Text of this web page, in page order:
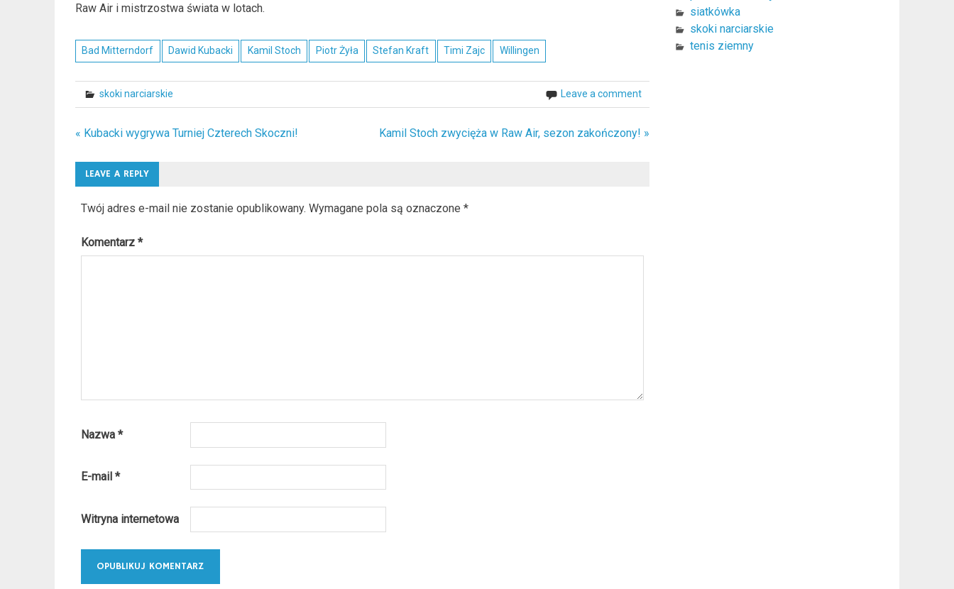
Raw Air i mistrzostwa świata w lotach.
Bad Mitterndorf Dawid Kubacki Kamil Stoch Piotr Żyła Stefan Kraft Timi Zajc Willingen
skoki narciarskie Leave a comment
Nawigacja
wpisu
« Kubacki wygrywa Turniej Czterech Skoczni! Kamil Stoch zwycięża w Raw Air, sezon zakończony! »
LEAVE A REPLY
Twój adres e-mail nie zostanie opublikowany. Wymagane pola są oznaczone *
Komentarz *
Nazwa *
E-mail *
Witryna internetowa
siatkówka
skoki narciarskie
tenis ziemny